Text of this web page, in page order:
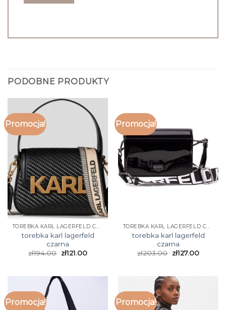
PODOBNE PRODUKTY
Promocja!
TOREBKA KARL LAGERFELD CZARNA
torebka karl lagerfeld
czarna
zł194.00 zł121.00
Promocja!
TOREBKA KARL LAGERFELD CZARNA
torebka karl lagerfeld
czarna
zł203.00 zł127.00
Promocja! Promocja!